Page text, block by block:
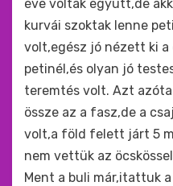
éve voltak együtt,de
kurvái szoktak lenne
volt,egész jó nézett ki a
petinél,és olyan jó
teremtés volt. Azt
össze az a fasz,de a
volt,a föld felett járt 5
nem vettük az
Ment a buli már,itattuk